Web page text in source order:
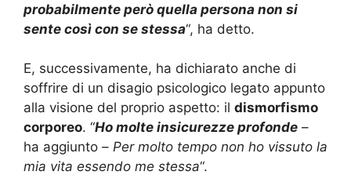
probabilmente però quella persona non si
sente così con se stessa“, ha detto.
E, successivamente, ha dichiarato anche di
soffrire di un disagio psicologico legato appunto
alla visione del proprio aspetto: il dismorfismo
corporeo. “Ho molte insicurezze profonde –
ha aggiunto – Per molto tempo non ho vissuto la
mia vita essendo me stessa“.